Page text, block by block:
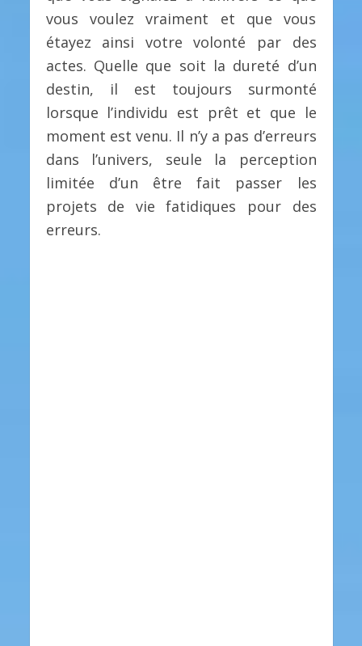
vous voulez vraiment et que vous
étayez ainsi votre volonté par des
actes. Quelle que soit la dureté d’un
destin, il est toujours surmonté
lorsque l’individu est prêt et que le
moment est venu. Il n’y a pas d’erreurs
dans l’univers, seule la perception
limitée d’un être fait passer les
projets de vie fatidiques pour des
erreurs.